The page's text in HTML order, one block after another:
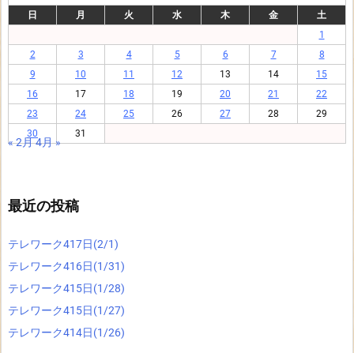
日
月 火 水 木 金
土
1
2
3 4 5 6 7
8
9
10 11 12 13 14
15
16
17 18 19 20 21
22
23
24 25 26 27 28
29
30
31
« 2月4月 »
最近の投稿
テレワーク417日(2/1)
テレワーク416日(1/31)
テレワーク415日(1/28)
テレワーク415日(1/27)
テレワーク414日(1/26)